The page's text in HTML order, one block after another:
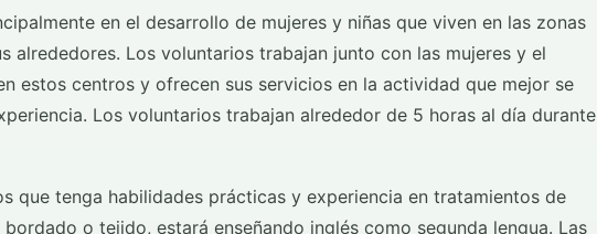
en el desarrollo de mujeres y niñas que viven en las zonas
alrededores. Los voluntarios trabajan junto con las mujeres y el
estos centros y ofrecen sus servicios en la actividad que mejor se
Los voluntarios trabajan alrededor de 5 horas al día durante
que tenga habilidades prácticas y experiencia en tratamientos de
o tejido, estará enseñando inglés como segunda lengua. Las